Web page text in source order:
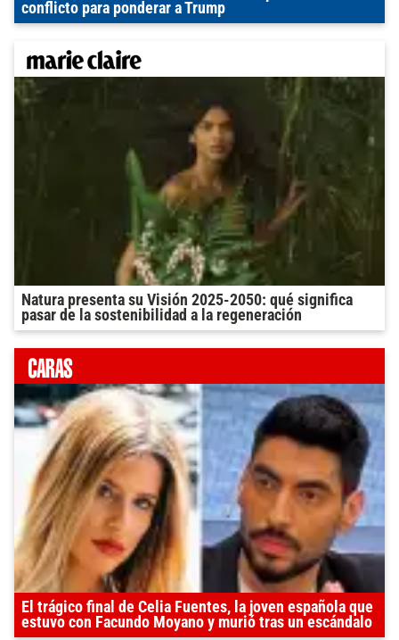
conflicto para ponderar a Trump
Natura presenta su Visión 2025-2050: qué significa
pasar de la sostenibilidad a la regeneración
El trágico final de Celia Fuentes, la joven española que
estuvo con Facundo Moyano y murió tras un escándalo